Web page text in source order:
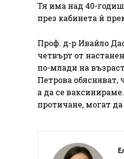
Тя има над 40-
през кабинета й
Проф. д-р Ивайло
четвърт от
по-млади на
Петрова обясняват,
а да се
протичане, могат